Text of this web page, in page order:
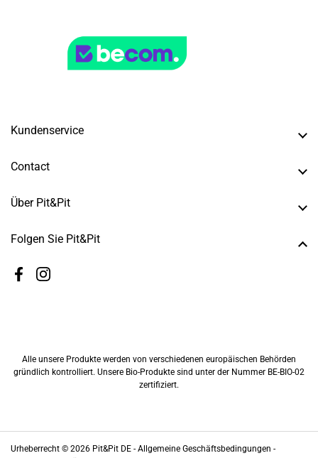
Kundenservice
Contact
Über Pit&Pit
Folgen Sie Pit&Pit
FacebookInstagram
Alle unsere Produkte werden von verschiedenen europäischen Behörden
gründlich kontrolliert. Unsere Bio-Produkte sind unter der Nummer BE-BIO-02
zertifiziert.
Urheberrecht © 2026 Pit&Pit DE - Allgemeine Geschäftsbedingungen -